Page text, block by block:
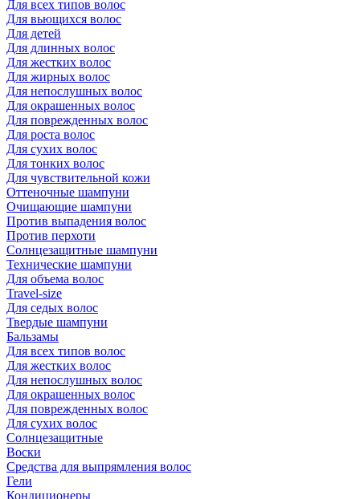
Для всех типов волос
Для вьющихся волос
Для детей
Для длинных волос
Для жестких волос
Для жирных волос
Для непослушных волос
Для окрашенных волос
Для поврежденных волос
Для роста волос
Для сухих волос
Для тонких волос
Для чувствительной кожи
Оттеночные шампуни
Очищающие шампуни
Против выпадения волос
Против перхоти
Солнцезащитные шампуни
Технические шампуни
Для объема волос
Travel-size
Для седых волос
Твердые шампуни
Бальзамы
Для всех типов волос
Для жестких волос
Для непослушных волос
Для окрашенных волос
Для поврежденных волос
Для сухих волос
Солнцезащитные
Воски
Средства для выпрямления волос
Гели
Кондиционеры